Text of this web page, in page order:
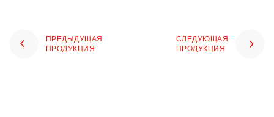
ПРЕДЫДУЩАЯ
ПРОДУКЦИЯ
СЛЕДУЮЩАЯ
ПРОДУКЦИЯ